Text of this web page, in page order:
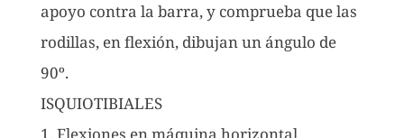
apoyo contra la barra, y comprueba que las
rodillas, en flexión, dibujan un ángulo de
90º.
ISQUIOTIBIALES